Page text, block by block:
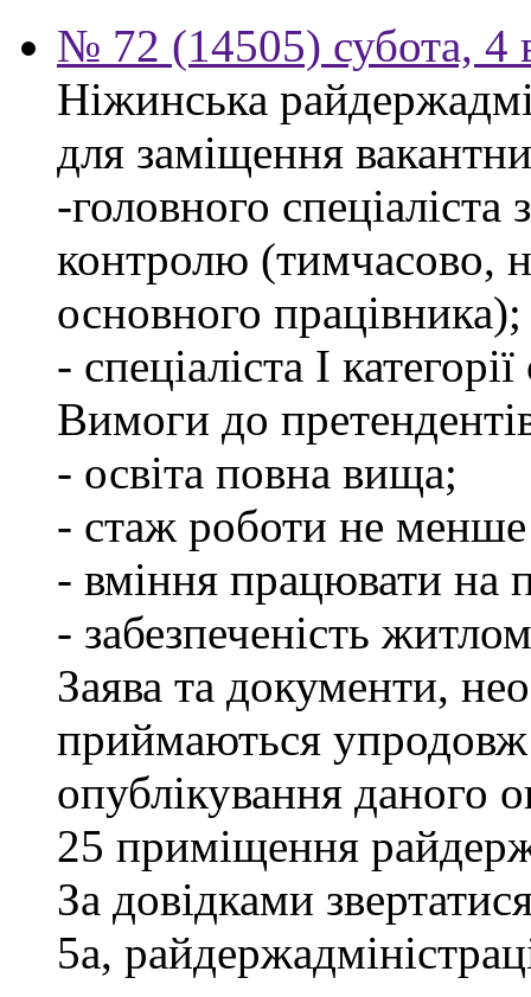
№ 72 (14505) субота, 4
Ніжинська
для заміщення
-головного спеціаліста
контролю (тимчасово,
основного працівника);
- спеціаліста І
Вимоги до
- освіта повна вища;
- стаж роботи не
- вміння працювати на
- забезпеченість
Заява та документи,
приймаються упродовж
опублікування даного
25 приміщення
За довідками
5а,